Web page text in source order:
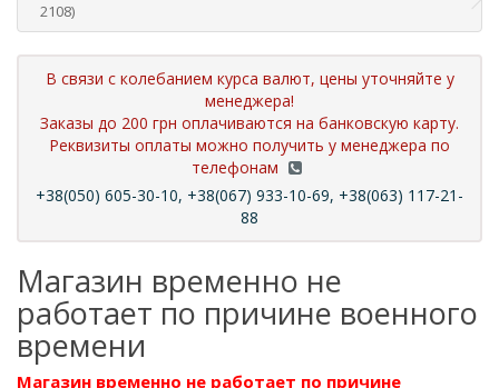
2108)
В связи с колебанием курса валют, цены уточняйте у
менеджера!
Заказы до 200 грн оплачиваются на банковскую карту.
Реквизиты оплаты можно получить у менеджера по
телефонам
+38(050) 605-30-10, +38(067) 933-10-69, +38(063) 117-21-
88
Магазин временно не
работает по причине военного
времени
Магазин временно не работает по причине